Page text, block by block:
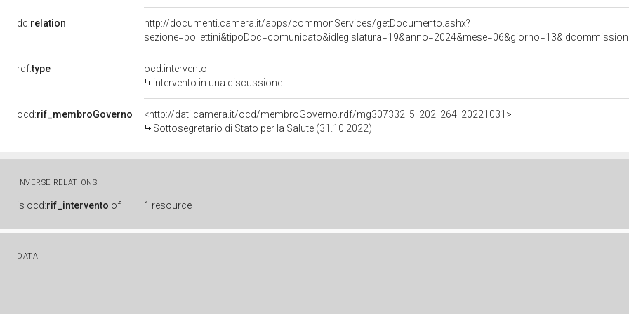
dc:relation
http://documenti.camera.it/apps/commonServices/getDocumento.ashx?
rdf:type
ocd:intervento
intervento in una discussione
ocd:rif_membroGoverno
<http://dati.camera.it/ocd/membroGoverno.rdf/mg307332_5_202_264_20221031>
Sottosegretario di Stato per la Salute (31.10.2022)
INVERSE RELATIONS
is ocd:rif_intervento of 1 resource
DATA